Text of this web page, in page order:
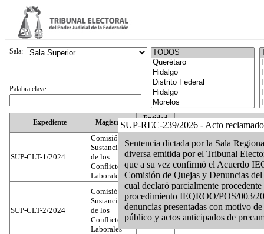
SUP-REC-239/2026 - Acto reclamado
Sentencia dictada por la Sala
diversa emitida por el Tribunal
que a su vez confirmó el Acuerdo
Comisión de Quejas y Denuncias
cual declaró parcialmente
procedimiento IEQROO/POS/003/
denuncias presentadas con motivo
público y actos anticipados de
Expediente Magistrado
Entidad
Federativa
SUP-CLT-1/2024
Comisión
Sustanciadora
de los
Conflictos
Laborales
Federal Juan José Serrato Velasco
SUP-CLT-2/2024
Comisión
Sustanciadora
de los
Conflictos
Laborales
Federal José Luis Muñoz Zambrano
Sala:
Palabra clave: